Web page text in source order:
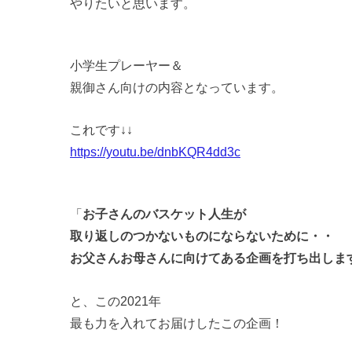
やりたいと思います。
小学生プレーヤー＆
親御さん向けの内容となっています。
これです↓↓
https://youtu.be/dnbKQR4dd3c
「 お子さんのバスケット人生が
取り返しのつかないものにならないために・・
お父さんお母さんに向けてある企画を打ち出しま
と、この2021年
最も力を入れてお届けしたこの企画！